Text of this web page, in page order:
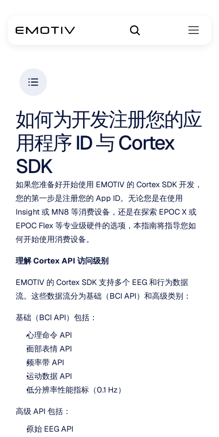
如何为开发注册您的应
用程序 ID 与 Cortex
SDK
如果您准备好开始使用 EMOTIV 的 Cortex SDK 开发，
您的第一步是注册您的 App ID。无论您是在使用
Insight 或 MN8 等消费设备，还是在探索 EPOC X 或
EPOC Flex 等专业级硬件的选项，本指南将指导您如
何开始使用消费设备。
理解 Cortex API 访问级别
EMOTIV 的 Cortex SDK 支持多个 EEG 和行为数据
流。这些数据流分为基础（BCI API）和高级类别：
基础（BCI API）包括：
心理命令 API
面部表情 API
频率带 API
运动数据 API
低分辨率性能指标（0.1 Hz）
高级 API 包括：
原始 EEG API